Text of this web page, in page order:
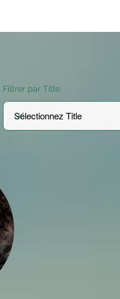
Filtrer par Title